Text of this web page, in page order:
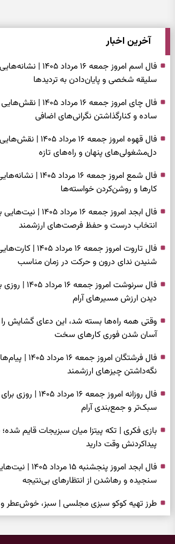
آخرین اخبار
فال اسم امروز جمعه
سلیقه شخصی و پایان‌دادن به تردیدها
فال چای امروز جمعه
ساده و کنارگذاشتن نگرانی‌های اضافی
فال قهوه امروز جمعه
دل‌مشغولی‌های پنهان و راه‌های تازه
فال شمع امروز جمعه
کارها و روشن‌کردن خواسته‌ها
فال ابجد امروز جمعه
انتخاب درست و حفظ فرصت‌های ارزشمند
فال تاروت امروز
شنیدن ندای درون و حرکت در زمان مناسب
فال سرنوشت
دیدن ارزش مسیرهای آرام
وقتی همه راه‌ها بسته شد، این دعای گشایش را
آسان شدن فوری کارهای سخت
فال فرشتگان
نگه‌داشتن چیزهای ارزشمند
فال روزانه امروز
سبک‌تر و جمع‌بندی آرام
پیداکردنش وقت دارید
فال ابجد امروز
سنجیده و رهاشدن از انتظارهای بی‌نتیجه
طرز تهیه کوکو سبزی مجلسی | سبز، خوش‌عطر